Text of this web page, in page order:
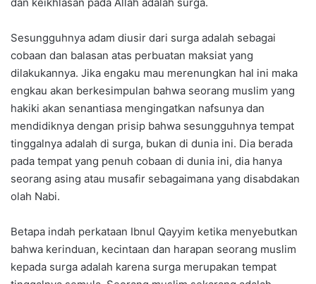
Sesungguhnya adam diusir dari surga adalah sebagai
cobaan dan balasan atas perbuatan maksiat yang
dilakukannya. Jika engaku mau merenungkan hal ini maka
engkau akan berkesimpulan bahwa seorang muslim yang
hakiki akan senantiasa mengingatkan nafsunya dan
mendidiknya dengan prisip bahwa sesungguhnya tempat
tinggalnya adalah di surga, bukan di dunia ini. Dia berada
pada tempat yang penuh cobaan di dunia ini, dia hanya
seorang asing atau musafir sebagaimana yang disabdakan
olah Nabi.
Betapa indah perkataan Ibnul Qayyim ketika menyebutkan
bahwa kerinduan, kecintaan dan harapan seorang muslim
kepada surga adalah karena surga merupakan tempat